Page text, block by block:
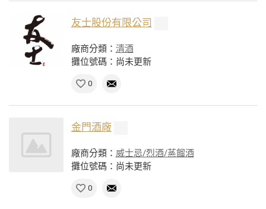
友士股份有限公司
廠商分類： 清酒
攤位號碼：尚未更新
0
金門酒廠
廠商分類： 威士忌/烈酒/蒸餾酒
攤位號碼：尚未更新
0